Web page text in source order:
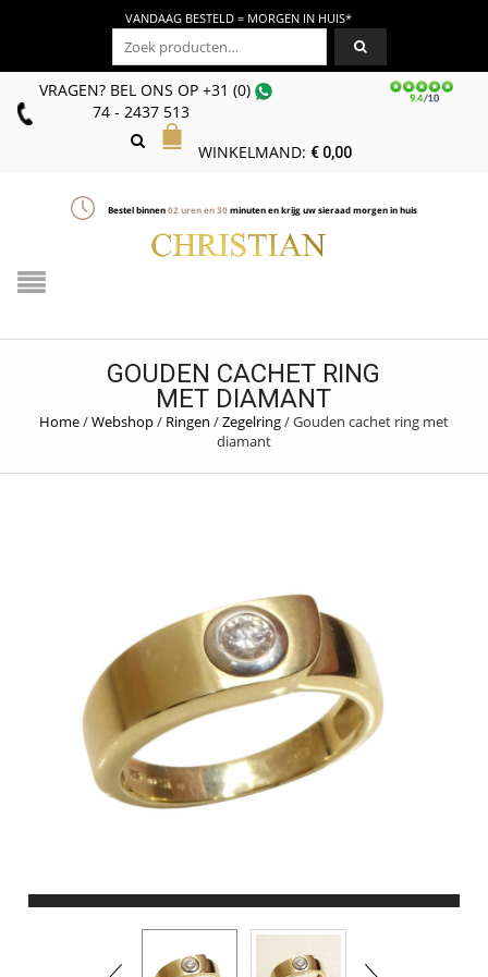
VANDAAG BESTELD = MORGEN IN HUIS*
Zoeken naar:
VRAGEN? BEL ONS OP+31 (0)
74 - 2437 513
WINKELMAND: €0,00
Bestel binnen02 uren en30minuten en krijg uw sieraad morgen in huis
GOUDEN CACHET RING
MET DIAMANT
Home/Webshop/ Ringen /Zegelring/Gouden cachet ring met
diamant